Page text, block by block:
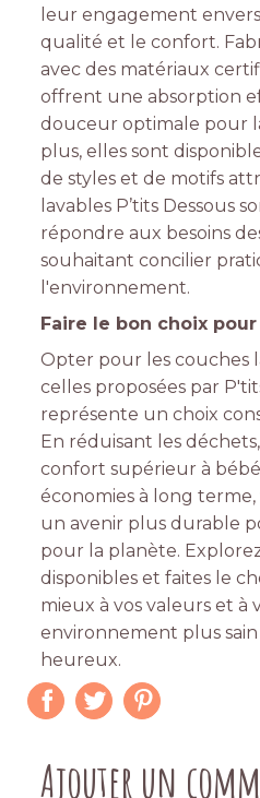
leur engagement
qualité et le confort.
avec des matériaux
offrent une absorption
douceur optimale pour
plus, elles sont
de styles et de motifs
lavables P’tits Dessous
répondre aux besoins
souhaitant concilier
l'environnement.
Faire le bon choix
Opter pour les couches
celles proposées par
représente un choix
En réduisant les
confort supérieur à
économies à long terme,
un avenir plus durable
pour la planète.
disponibles et faites le
mieux à vos valeurs et à
environnement plus
heureux.
Ajouter un